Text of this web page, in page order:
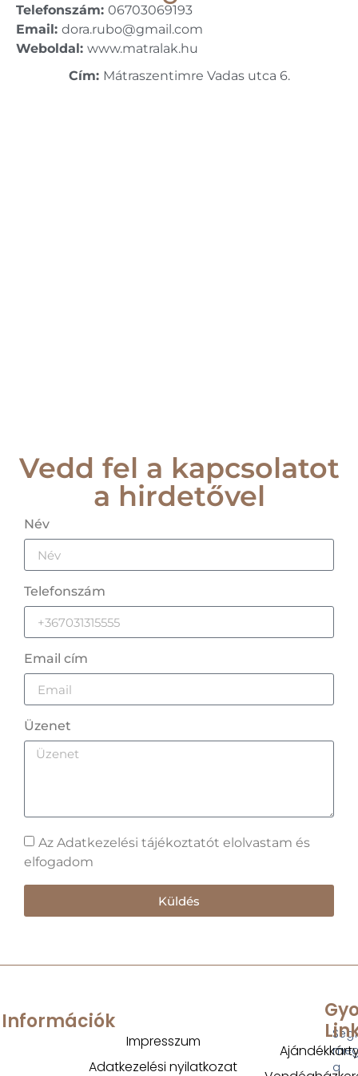
Telefonszám: 06703069193
Email: dora.rubo@gmail.com
Weboldal: www.matralak.hu
Cím: Mátraszentimre Vadas utca 6.
Vedd fel a kapcsolatot
a hirdetővel
Név
Telefonszám
Email cím
Üzenet
Az Adatkezelési tájékoztatót elolvastam és
elfogadom
Küldés
a
Információk
Impresszum
Adatkezelési nyilatkozat